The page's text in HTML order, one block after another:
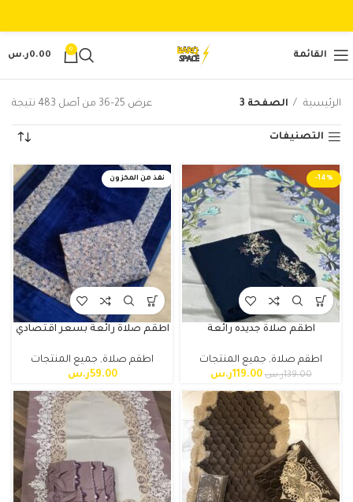
القائمة
0
0.00ر.س
الرئيسية الصفحة 3 عرض 25–36 من أصل 483 نتيجة
التصنيفات
-14%
اطقم صلاة جديده رائعة
اطقم صلاة, جميع المنتجات
139.00ر.س 119.00 ر.س
نفذ من المخزون
اطقم صلاة رائعة بسعر اقتصادي
اطقم صلاة, جميع المنتجات
59.00ر.س